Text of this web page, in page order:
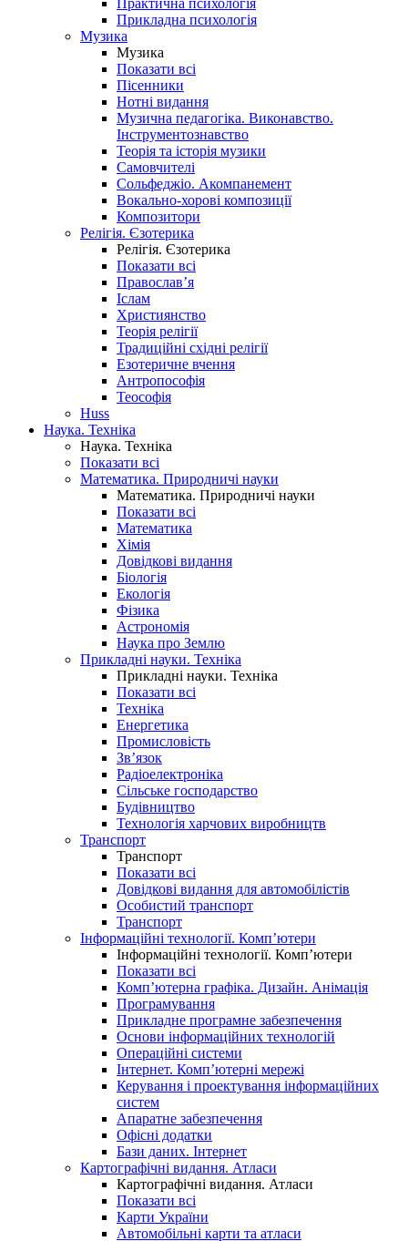
Практична психологія
Прикладна психологія
Музика
Музика
Показати всі
Пісенники
Нотні видання
Музична педагогіка. Виконавство.
Інструментознавство
Теорія та історія музики
Самовчителі
Сольфеджіо. Акомпанемент
Вокально-хорові композиції
Композитори
Релігія. Єзотерика
Релігія. Єзотерика
Показати всі
Православ’я
Іслам
Християнство
Теорія релігії
Традиційні східні релігії
Езотеричне вчення
Антропософія
Теософія
Huss
Наука. Техніка
Наука. Техніка
Показати всі
Математика. Природничі науки
Математика. Природничі науки
Показати всі
Математика
Хімія
Довідкові видання
Біологія
Екологія
Фізика
Астрономія
Наука про Землю
Прикладні науки. Техніка
Прикладні науки. Техніка
Показати всі
Техніка
Енергетика
Промисловість
Зв’язок
Радіоелектроніка
Сільське господарство
Будівництво
Технологія харчових виробництв
Транспорт
Транспорт
Показати всі
Довідкові видання для автомобілістів
Особистий транспорт
Транспорт
Інформаційні технології. Комп’ютери
Інформаційні технології. Комп’ютери
Показати всі
Комп’ютерна графіка. Дизайн. Анімація
Програмування
Прикладне програмне забезпечення
Основи інформаційних технологій
Операційні системи
Інтернет. Комп’ютерні мережі
Керування і проектування інформаційних
систем
Апаратне забезпечення
Офісні додатки
Бази даних. Інтернет
Картографічні видання. Атласи
Картографічні видання. Атласи
Показати всі
Карти України
Автомобільні карти та атласи